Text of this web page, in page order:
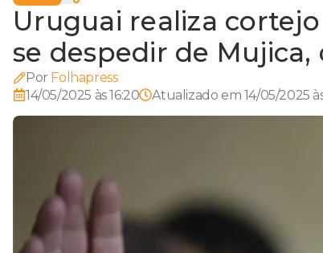
ser cremado
Uruguai realiza
se despedir de
Por Folhapress
14/05/2025 às 16:20
Atualizado em 14/05/2025